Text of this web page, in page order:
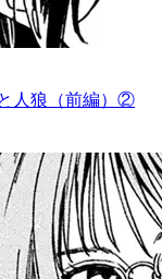
人狼（前編）②